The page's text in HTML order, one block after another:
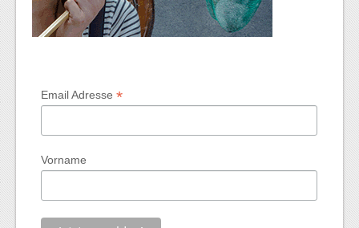
Email Adresse*
Vorname